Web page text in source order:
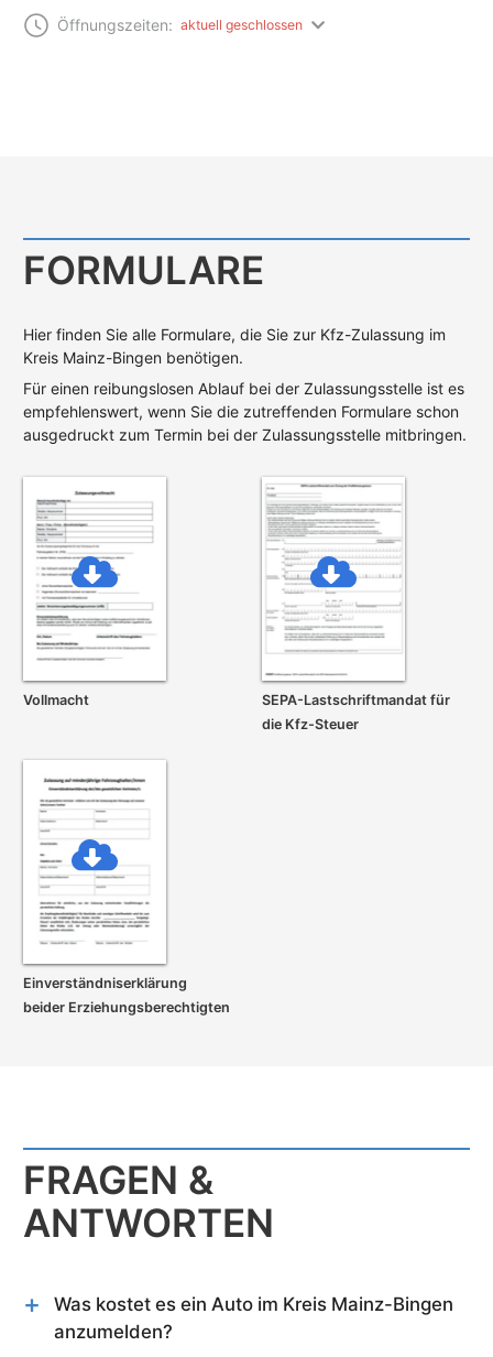
Öffnungszeiten: aktuell geschlossen
FORMULARE
Hier finden Sie alle Formulare, die Sie zur Kfz-Zulassung im
Kreis Mainz-Bingen benötigen.
Für einen reibungslosen Ablauf bei der Zulassungsstelle ist es
empfehlenswert, wenn Sie die zutreffenden Formulare schon
ausgedruckt zum Termin bei der Zulassungsstelle mitbringen.
Vollmacht
SEPA-Lastschrift­mandat für
die Kfz-Steuer
Einverständnis­erklärung
beider Erziehungs­berechtigten
FRAGEN &
ANTWORTEN
Was kostet es ein Auto im Kreis Mainz-Bingen
anzumelden?